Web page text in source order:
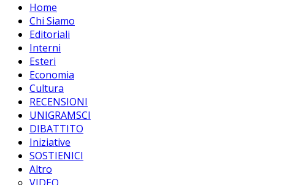
Home
Chi Siamo
Editoriali
Interni
Esteri
Economia
Cultura
RECENSIONI
UNIGRAMSCI
DIBATTITO
Iniziative
SOSTIENICI
Altro